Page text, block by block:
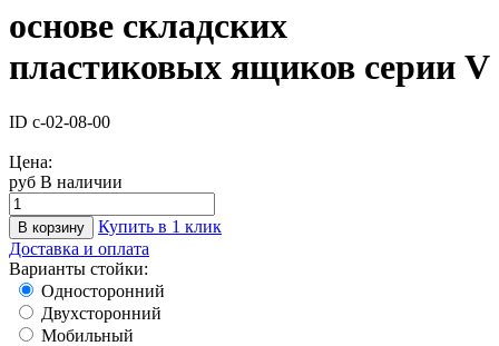
основе складских
пластиковых ящиков серии V
ID с-02-08-00
Цена:
руб В наличии
В корзину
Купить в 1 клик
Доставка и оплата
Варианты стойки:
Односторонний
Двухсторонний
Мобильный